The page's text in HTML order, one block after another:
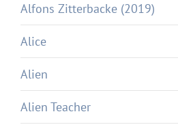
Alfons Zitterbacke (2019)
Alice
Alien
Alien Teacher